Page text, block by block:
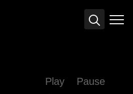
Info
Play Pause